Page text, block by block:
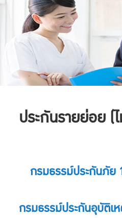
ประกันรายย่อย (
กรมธรรม์ประกันภัย
กรมธรรม์ประกันอุบัติเ